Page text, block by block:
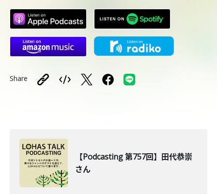
Share
【Podcasting 第757回】田代恭崇
さん